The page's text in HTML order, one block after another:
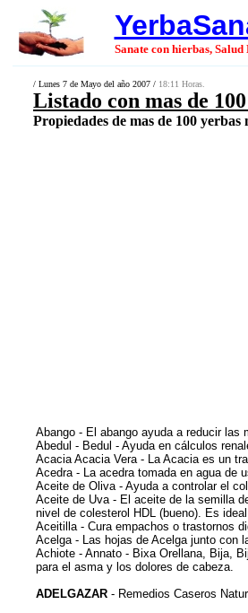
Sanate con hierbas,
/ Lunes 7 de Mayo del año 2007 / 18:11 Horas.
Listado con mas de
Propiedades de mas de 100
Abango - El abango ayuda a reducir
Abedul - Bedul - Ayuda en cálculos
Acacia Acacia Vera - La Acacia es un
Acedra - La acedra tomada en agua de
Aceite de Oliva - Ayuda a controlar el
Aceite de Uva - El aceite de la semilla
nivel de colesterol HDL (bueno). Es
Aceitilla - Cura empachos o trastornos
Acelga - Las hojas de Acelga junto con
Achiote - Annato - Bixa Orellana, Bija,
para el asma y los dolores de cabeza.
ADELGAZAR - Remedios Caseros